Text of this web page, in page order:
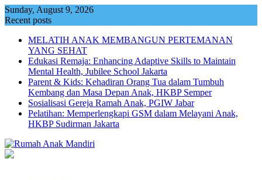
Skip
to
Sunday, August 9, 2026
Recent posts
MELATIH ANAK MEMBANGUN PERTEMANAN
YANG SEHAT
Edukasi Remaja: Enhancing Adaptive Skills to Maintain
Mental Health, Jubilee School Jakarta
Parent & Kids: Kehadiran Orang Tua dalam Tumbuh
Kembang dan Masa Depan Anak, HKBP Semper
Sosialisasi Gereja Ramah Anak, PGIW Jabar
Pelatihan: Memperlengkapi GSM dalam Melayani Anak,
HKBP Sudirman Jakarta